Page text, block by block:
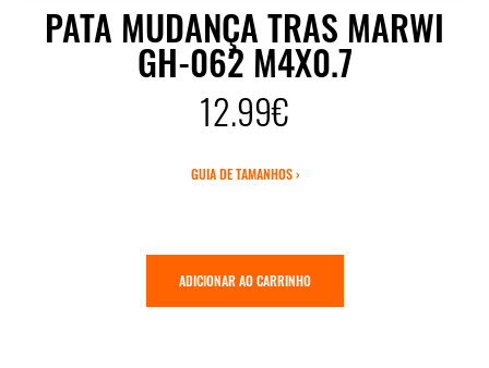
PATA MUDANÇA TRAS MARWI
GH-062 M4X0.7
12.99€
GUIA DE TAMANHOS ›
ADICIONAR AO CARRINHO